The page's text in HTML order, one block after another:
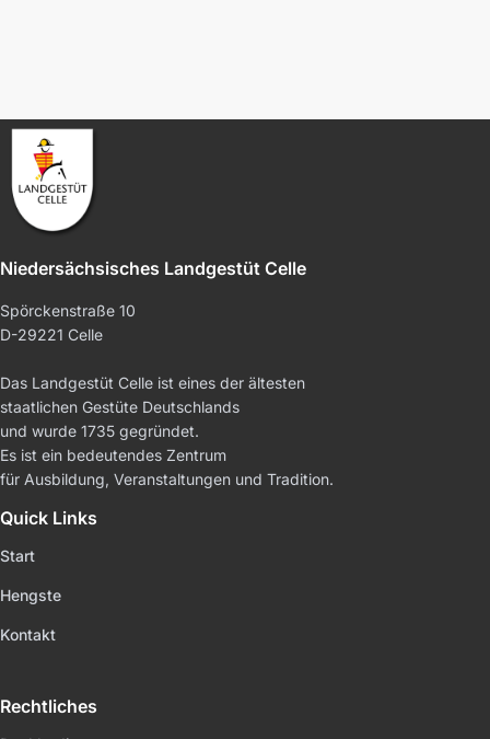
Niedersächsisches Landgestüt Celle
Spörckenstraße 10
D-29221 Celle
Das Landgestüt Celle ist eines der ältesten
staatlichen Gestüte Deutschlands
und wurde 1735 gegründet.
Es ist ein bedeutendes Zentrum
für Ausbildung, Veranstaltungen und Tradition.
Quick Links
Start
Hengste
Kontakt
Rechtliches